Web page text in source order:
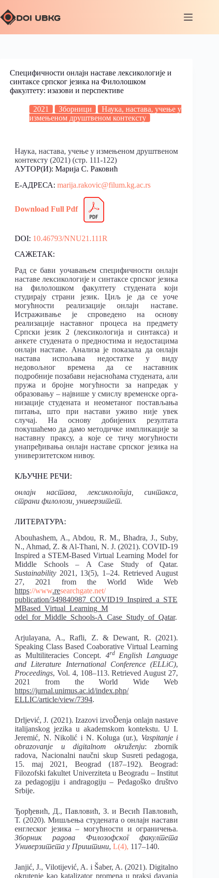
Специфичности онлајн наставе лексикологије и
синтаксе српског језика на Филолошком
факултету: изазови и перспективе
2021 Зборници
Наука, настава, учење у
измењеном друштвеном контексту
Наука, настава, учење у измењеном друштвеном
контексту (2021) (стр. 111-122)
АУТОР(И): Марија С. Раковић
Е-АДРЕСА: marija.rakovic@filum.kg.ac.rs
Download Full Pdf
DOI: 10.46793/NNU21.111R
САЖЕТАК:
Рад се бави уочавањем специфичности онлајн
наставе лексикологије и синтаксе српског језика
на филолошком факултету студената који
студирају страни језик. Циљ је да се уоче
могућности реализације онлајн наставе.
Истраживање је спроведено на основу
реализације наставног процеса на предмету
Српски језик 2 (лексикологија и синтакса) и
анкете студената о предностима и недостацима
онлајн наставе. Анализа је показала да онлајн
настава испољава недостатке у виду
недовољног времена да се наставник
подробније позабави нејасноћама студената, али
пружа и бројне могућности за напредак у
образовању – највише у смислу временске орга-
низације студената и неометаног постављања
питања, што при настави уживо није увек
случај. На основу добијених резултата
покушаћемо да дамо методичке импликације за
наставну праксу, а које се тичу могућности
унапређивања онлајн наставе српског језика на
универзитетском нивоу.
КЉУЧНЕ РЕЧИ:
онлајн настава, лексикологија, синтакса,
страни филолози, универзитет.
ЛИТЕРАТУРА:
Abouhashem, A., Abdou, R. M., Bhadra, J., Suby,
N., Ahmad, Z. & Al-Thani, N. J. (2021). COVID-19
Inspired a STEM-Based Virtual Learning Model for
Middle Schools – A Case Study of Qatar.
Sustainability 2021, 13(5), 1–24. Retriеved August
27, 2021 from the World Wide Web
https://www.researchgate.net/
publication/349840987_COVID19_Inspired_a_STE
MBased_Virtual_Learning_M
odel_for_Middle_Schools-A_Case_Study_of_Qatar.
Arjulayana, А., Rafli, Z. & Dewant, R. (2021).
Speaking Class Based Coaborative Virtual Learning
as Multiliteracies Concept. 4rdEnglish Language
and Literature International Conference (ELLiC),
Proceedings, Vol. 4, 108–113. Retriеved August 27,
2021 from the World Wide Web
https://jurnal.unimus.ac.id/index.php/
ELLIC/article/view/7394.
Drljević, J. (2021). Izazovi izvoĎenja onlajn nastave
italijanskog jezika u akademskom kontekstu. U I.
Jeremić, N. Nikolić i N. Koluga (ur.), Vaspitanje i
obrazovanje u digitalnom okruženju: zbornik
radova, Nacionalni naučni skup Susreti pedagoga,
15. maj 2021, Beograd (187–192). Beograd:
Filozofski fakultet Univerziteta u Beogradu – Institut
za pedagogiju i andragogiju – Pedagoško društvo
Srbije.
Ђорђевић, Д., Павловић, З. и Весић Павловић,
Т. (2020). Мишљења студената о онлајн настави
енглеског језика – могућности и ограничења.
Зборник радова Филозофског факултета
Универзитета у Приштини, L(4), 117–140.
Janjić, J., Vilotijević, A. i Šaber, A. (2021). Digitalno
okruţenje kao katalizator promena u praksi davanja